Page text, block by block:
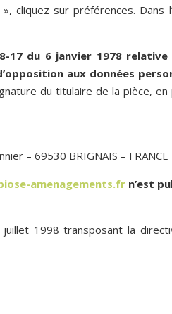
cliquez sur préférences. Dans
du 6 janvier 1978
aux données
du titulaire de la pièce,
– 69530 BRIGNAIS – FRANCE
amenagements.frn’est
1998 transposant la